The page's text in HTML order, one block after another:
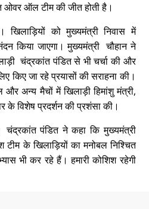
ओवर ऑल टीम की जीत होती है।
को मुख्यमंत्री निवास में
किया जाएगा। मुख्यमंत्री चौहान ने
चंद्रकांत पंडित से भी चर्चा की और
किए जा रहे प्रयासों की सराहना की।
अन्य मैचों में खिलाड़ी हिमांशु मंत्री,
के विशेष प्रदर्शन की प्रशंसा की।
पंडित ने कहा कि मुख्यमंत्री
टीम के खिलाड़ियों का मनोबल निश्चित
भी कर रहे हैं। हमारी कोशिश रहेगी